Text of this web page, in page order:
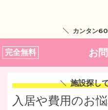
カンタン
完全無料 お
施設探し
入居や費用のお